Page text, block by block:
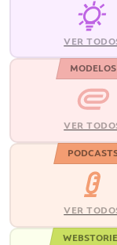
VER
MODELOS
VER
VER